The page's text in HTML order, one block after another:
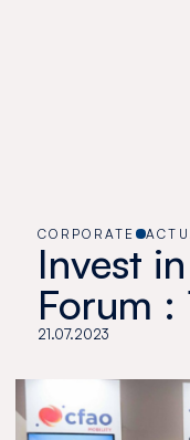
CORPORATE
Invest
Forum :
21.07.2023